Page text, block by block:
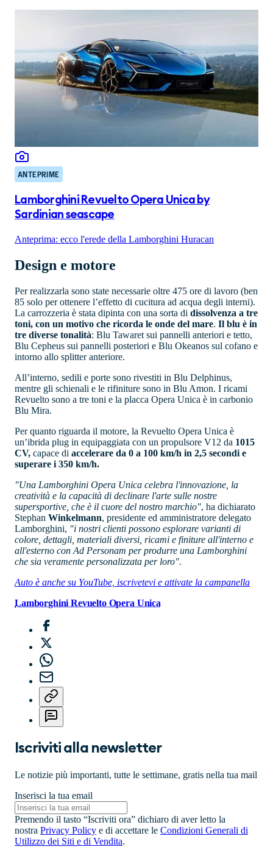
ANTEPRIME
Lamborghini Revuelto Opera Unica by
Sardinian seascape
Anteprima: ecco l'erede della Lamborghini Huracan
Design e motore
Per realizzarla sono state necessarie oltre 475 ore di lavoro (ben
85 solo per ottenere l’effetto di cucitura ad acqua degli interni).
La carrozzeria è stata dipinta con una sorta di dissolvenza a tre
toni, con un motivo che ricorda le onde del mare. Il blu è in
tre diverse tonalità: Blu Tawaret sui pannelli anteriori e tetto,
Blu Cepheus sui pannelli posteriori e Blu Okeanos sul cofano e
intorno allo splitter anteriore.
All’interno, sedili e porte sono rivestiti in Blu Delphinus,
mentre gli schienali e le rifiniture sono in Blu Amon. I ricami
Revuelto sono a tre toni e la placca Opera Unica è in carbonio
Blu Mira.
Per quanto riguarda il motore, la Revuelto Opera Unica è
un’ibrida plug in equipaggiata con un propulsore V12 da 1015
CV, capace di accelerare da 0 a 100 km/h in 2,5 secondi e
superare i 350 km/h.
"Una Lamborghini Opera Unica celebra l'innovazione, la
creatività e la capacità di declinare l'arte sulle nostre
supersportive, che è il cuore del nostro marchio", ha dichiarato
Stephan Winkelmann, presidente ed amministratore delegato
Lamborghini, "i nostri clienti possono esplorare varianti di
colore, dettagli, materiali diversi, ricami e finiture all'interno e
all'esterno con Ad Personam per produrre una Lamborghini
che sia veramente personalizzata per loro".
Auto è anche su YouTube, iscrivetevi e attivate la campanella
Lamborghini Revuelto Opera Unica
Iscriviti alla newsletter
Le notizie più importanti, tutte le settimane, gratis nella tua mail
Inserisci la tua email
Premendo il tasto “Iscriviti ora” dichiaro di aver letto la
nostra Privacy Policy e di accettare le Condizioni Generali di
Utilizzo dei Siti e di Vendita.